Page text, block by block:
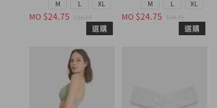
M L XL
MO $24.75 $39.75
選購
M L XL
MO $24.75 $39.75
選購